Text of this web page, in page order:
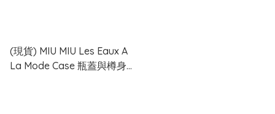
(現貨) MIU MIU Les Eaux A
La Mode Case 瓶蓋與樽身